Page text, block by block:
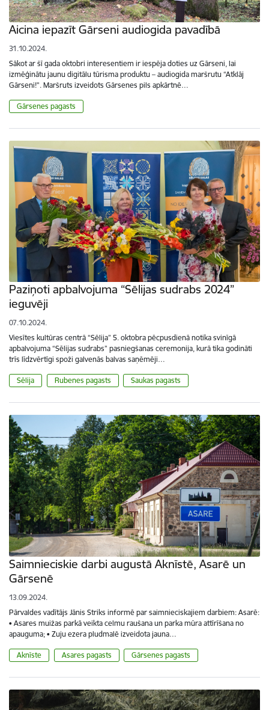
Aicina iepazīt Gārseni audiogida pavadībā
31.10.2024.
Sākot ar šī gada oktobri interesentiem ir iespēja doties uz Gārseni, lai
izmēģinātu jaunu digitālu tūrisma produktu – audiogida maršrutu “Atklāj
Gārseni!”. Maršruts izveidots Gārsenes pils apkārtnē…
Gārsenes pagasts
Paziņoti apbalvojuma “Sēlijas sudrabs 2024”
ieguvēji
07.10.2024.
Viesītes kultūras centrā “Sēlija” 5. oktobra pēcpusdienā notika svinīgā
apbalvojuma “Sēlijas sudrabs” pasniegšanas ceremonija, kurā tika godināti
trīs līdzvērtīgi spoži galvenās balvas saņēmēji…
Sēlija Rubenes pagasts Saukas pagasts
Saimnieciskie darbi augustā Aknīstē, Asarē un
Gārsenē
13.09.2024.
Pārvaldes vadītājs Jānis Striks informē par saimnieciskajiem darbiem: Asarē:
• Asares muižas parkā veikta celmu raušana un parka mūra attīrīšana no
apauguma; • Zuju ezera pludmalē izveidota jauna…
Aknīste Asares pagasts Gārsenes pagasts